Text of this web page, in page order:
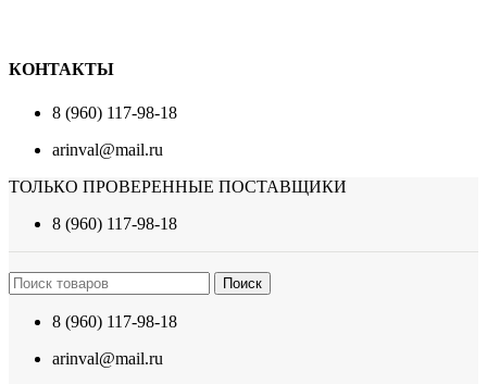
КОНТАКТЫ
8 (960) 117-98-18
arinval@mail.ru
ТОЛЬКО ПРОВЕРЕННЫЕ ПОСТАВЩИКИ
8 (960) 117-98-18
Поиск
8 (960) 117-98-18
arinval@mail.ru